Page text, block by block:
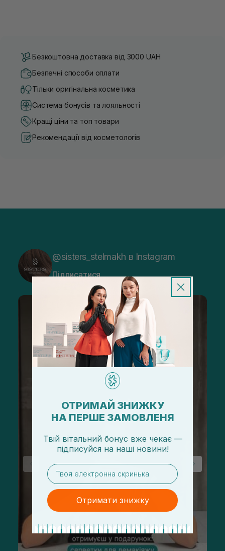
Безкоштовна доставка від 3000 UAH
Безпечні способи оплати
Тільки оригінальна косметика
Система бонусів та лояльності
Кращі ціни та топ товари
Рекомендації від косметологів
@sisters_stelmakh в Instagram
Підписатися
ОТРИМАЙ ЗНИЖКУ
НА ПЕРШЕ ЗАМОВЛЕНЯ
Твій вітальний бонус вже чекає —
підписуйся на наші новини!
email
Отримати знижку